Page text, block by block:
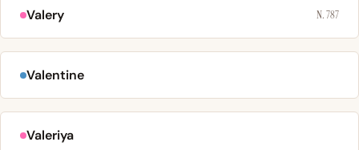
Valery N. 787
Valentine
Valeriya